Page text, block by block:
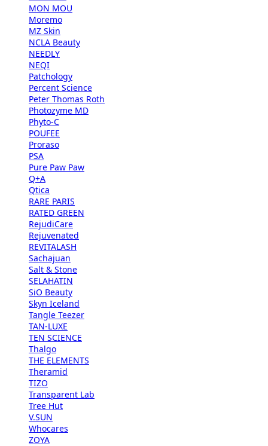
MON MOU
Moremo
MZ Skin
NCLA Beauty
NEEDLY
NEQI
Patchology
Percent Science
Peter Thomas Roth
Photozyme MD
Phyto-C
POUFEE
Proraso
PSA
Pure Paw Paw
Q+A
Qtica
RARE PARIS
RATED GREEN
RejudiCare
Rejuvenated
REVITALASH
Sachajuan
Salt & Stone
SELAHATIN
SiO Beauty
Skyn Iceland
Tangle Teezer
TAN-LUXE
TEN SCIENCE
Thalgo
THE ELEMENTS
Theramid
TIZO
Transparent Lab
Tree Hut
V.SUN
Whocares
ZOYA